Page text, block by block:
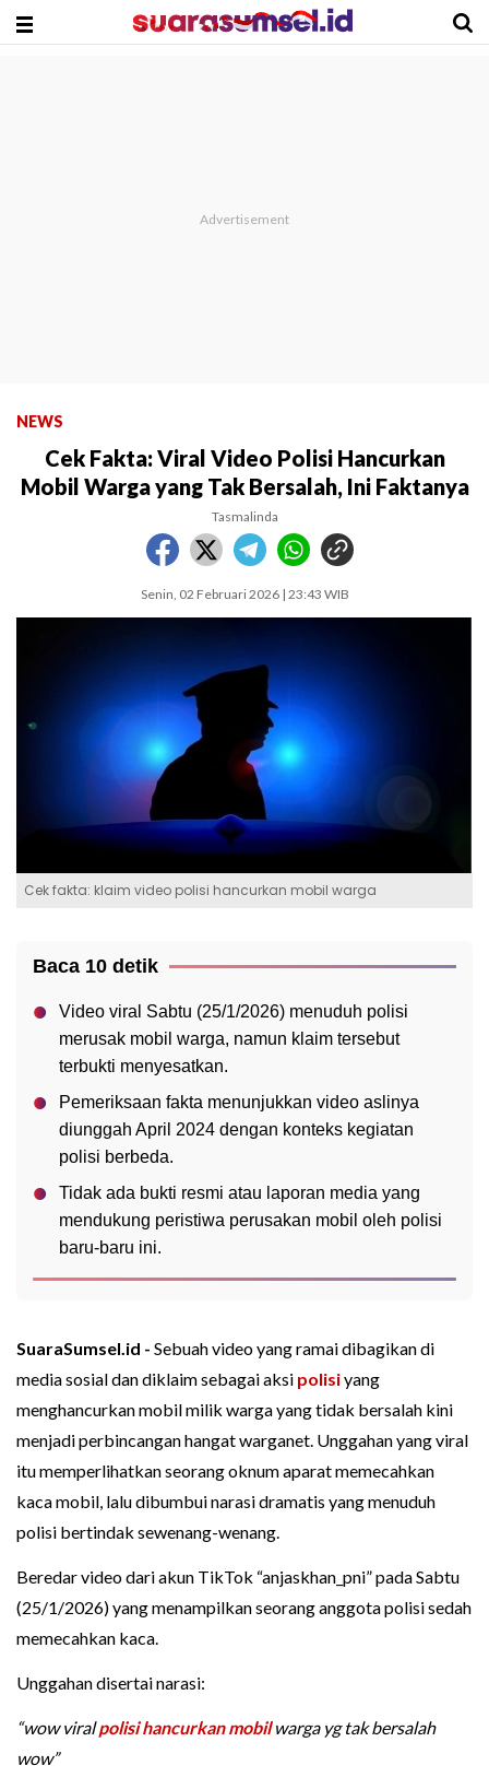
NEWS
Cek Fakta: Viral Video Polisi Hancurkan
Mobil Warga yang Tak Bersalah, Ini Faktanya
Tasmalinda
Senin, 02 Februari 2026 | 23:43 WIB
Cek fakta: klaim video polisi hancurkan mobil warga
Baca 10 detik
Video viral Sabtu (25/1/2026) menuduh polisi
merusak mobil warga, namun klaim tersebut
terbukti menyesatkan.
Pemeriksaan fakta menunjukkan video aslinya
diunggah April 2024 dengan konteks kegiatan
polisi berbeda.
Tidak ada bukti resmi atau laporan media yang
mendukung peristiwa perusakan mobil oleh polisi
baru-baru ini.
SuaraSumsel.id - Sebuah video yang ramai dibagikan di
media sosial dan diklaim sebagai aksi polisiyang
menghancurkan mobil milik warga yang tidak bersalah kini
menjadi perbincangan hangat warganet. Unggahan yang viral
itu memperlihatkan seorang oknum aparat memecahkan
kaca mobil, lalu dibumbui narasi dramatis yang menuduh
polisi bertindak sewenang-wenang.
Beredar video dari akun TikTok “anjaskhan_pni” pada Sabtu
(25/1/2026) yang menampilkan seorang anggota polisi sedah
memecahkan kaca.
Unggahan disertai narasi:
“wow viralpolisi hancurkan mobilwarga yg tak bersalah
wow”